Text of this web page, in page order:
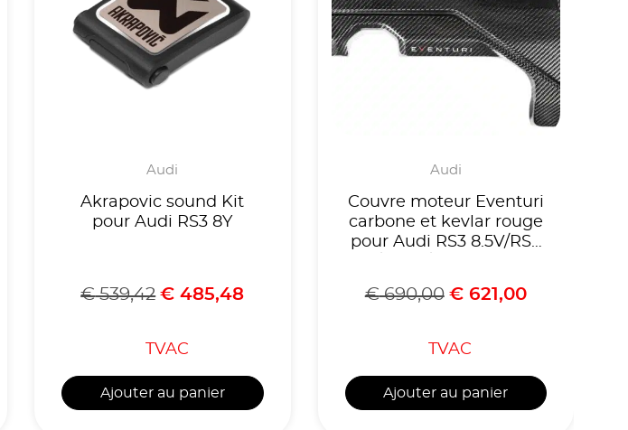
Audi
Akrapovic sound Kit
pour Audi RS3 8Y
€539,42 € 485,48
TVAC
Ajouter au panier
Audi
Couvre moteur Eventuri
carbone et kevlar rouge
pour Audi RS3 8.5V/RS3
€690,00 €621,00
TVAC
Ajouter au panier